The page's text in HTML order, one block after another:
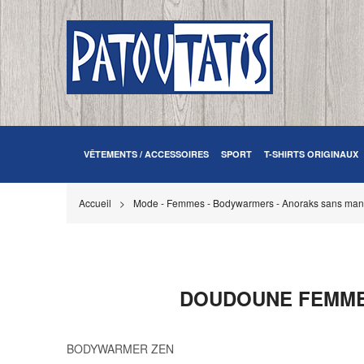
VÊTEMENTS / ACCESSOIRES SPORT T-SHIRTS ORIGINAUX
Accueil Mode - Femmes - Bodywarmers - Anoraks sans
DOUDOUNE
BODYWARMER ZEN